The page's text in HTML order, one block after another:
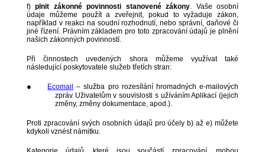
f)plnit zákonné povinnosti stanovené zákony. Vaše osobní
údaje můžeme použít a zveřejnit, pokud to vyžaduje zákon,
například v reakci na soudní rozhodnutí, nebo správní, daňové či
jiné řízení. Právním základem pro toto zpracování údajů je plnění
našich zákonných povinností.
Při činnostech uvedených shora můžeme využívat také
následující poskytovatele služeb třetích stran:
● Ecomail
– služba pro rozesílání hromadných e-mailových
zpráv Uživatelům v souvislosti s užíváním Aplikací (jejich
změny, změny dokumentace, apod.).
Proti zpracování svých osobních údajů pro účely b) až e) můžete
kdykoli vznést námitku.